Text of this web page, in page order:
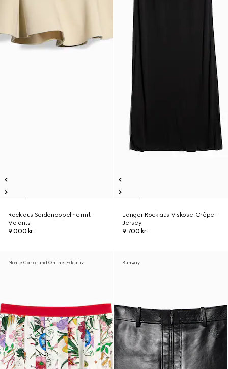
Rock aus Seidenpopeline mit
Volants
9.000 kr.
Langer Rock aus Viskose-Crêpe-
Jersey
9.700 kr.
Monte Carlo- und Online-Exklusiv Runway